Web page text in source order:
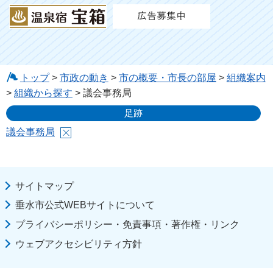
トップ> 市政の動き > 市の概要・市長の部屋 > 組織案内
> 組織から探す > 議会事務局
足跡
議会事務局
サイトマップ
垂水市公式WEBサイトについて
プライバシーポリシー・免責事項・著作権・リンク
ウェブアクセシビリティ方針